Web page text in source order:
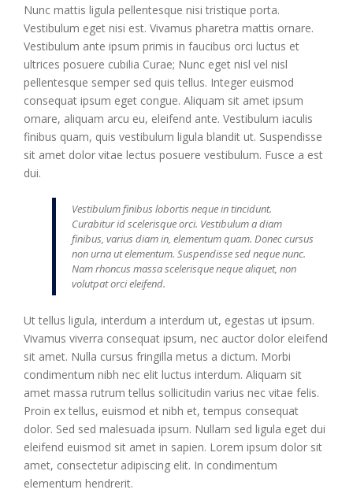
Nunc mattis ligula pellentesque nisi tristique porta.
Vestibulum eget nisi est. Vivamus pharetra mattis ornare.
Vestibulum ante ipsum primis in faucibus orci luctus et
ultrices posuere cubilia Curae; Nunc eget nisl vel nisl
pellentesque semper sed quis tellus. Integer euismod
consequat ipsum eget congue. Aliquam sit amet ipsum
ornare, aliquam arcu eu, eleifend ante. Vestibulum iaculis
finibus quam, quis vestibulum ligula blandit ut. Suspendisse
sit amet dolor vitae lectus posuere vestibulum. Fusce a est
dui.
Vestibulum finibus lobortis neque in tincidunt.
Curabitur id scelerisque orci. Vestibulum a diam
finibus, varius diam in, elementum quam. Donec cursus
non urna ut elementum. Suspendisse sed neque nunc.
Nam rhoncus massa scelerisque neque aliquet, non
volutpat orci eleifend.
Ut tellus ligula, interdum a interdum ut, egestas ut ipsum.
Vivamus viverra consequat ipsum, nec auctor dolor eleifend
sit amet. Nulla cursus fringilla metus a dictum. Morbi
condimentum nibh nec elit luctus interdum. Aliquam sit
amet massa rutrum tellus sollicitudin varius nec vitae felis.
Proin ex tellus, euismod et nibh et, tempus consequat
dolor. Sed sed malesuada ipsum. Nullam sed ligula eget dui
eleifend euismod sit amet in sapien. Lorem ipsum dolor sit
amet, consectetur adipiscing elit. In condimentum
elementum hendrerit.